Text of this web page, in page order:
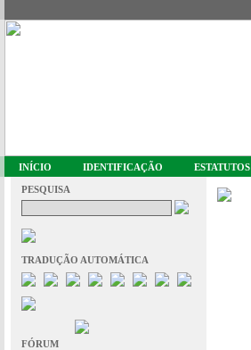
INÍCIO IDENTIFICAÇÃO ESTATUTOS
PESQUISA
TRADUÇÃO AUTOMÁTICA
FÓRUM